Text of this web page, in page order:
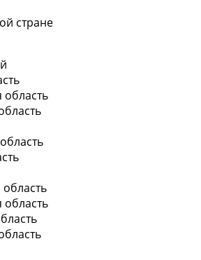
стране
область
область